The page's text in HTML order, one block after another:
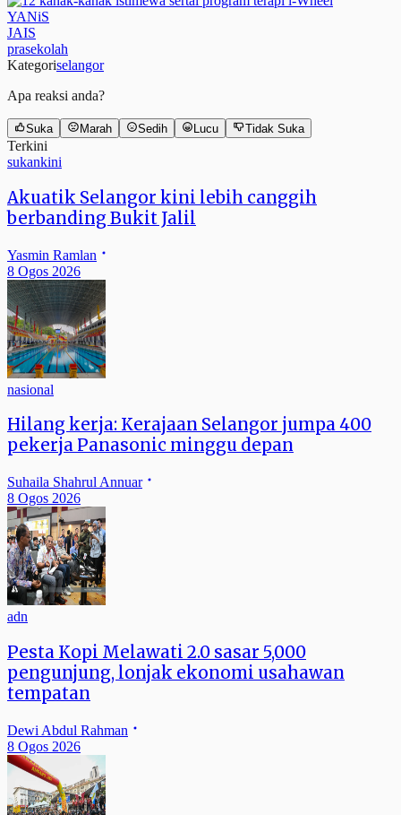
YANiS
JAIS
prasekolah
Kategoriselangor
Apa reaksi anda?
Suka Marah Sedih Lucu Tidak Suka
Terkini
sukankini
Akuatik Selangor kini lebih canggih
berbanding Bukit Jalil
Yasmin Ramlan
8 Ogos 2026
nasional
Hilang kerja: Kerajaan Selangor jumpa 400
pekerja Panasonic minggu depan
Suhaila Shahrul Annuar
8 Ogos 2026
adn
Pesta Kopi Melawati 2.0 sasar 5,000
pengunjung, lonjak ekonomi usahawan
tempatan
Dewi Abdul Rahman
8 Ogos 2026